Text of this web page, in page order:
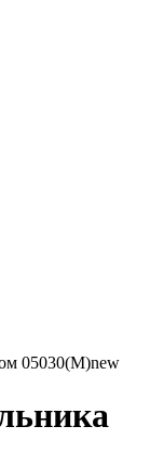
05030(M)new